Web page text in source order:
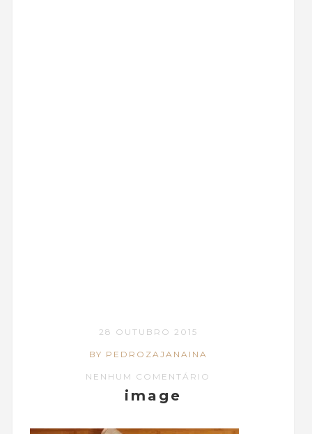
28 OUTUBRO 2015
BY PEDROZAJANAINA
NENHUM COMENTÁRIO
image